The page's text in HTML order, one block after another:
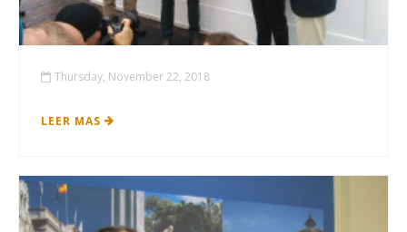
Thursday, November 22, 2018
LEER MAS